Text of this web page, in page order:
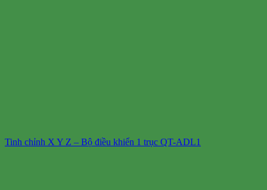
Tinh chỉnh X Y Z – Bộ điều khiển 1 trục QT-ADL1